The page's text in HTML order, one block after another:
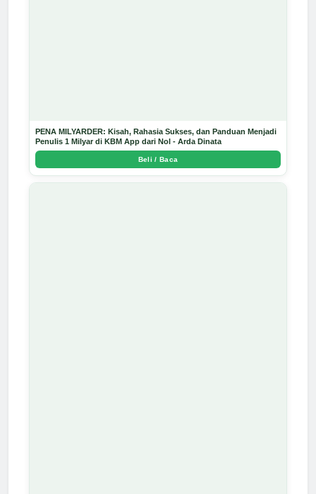
PENA MILYARDER: Kisah, Rahasia Sukses, dan Panduan Menjadi
Penulis 1 Milyar di KBM App dari Nol - Arda Dinata
Beli / Baca